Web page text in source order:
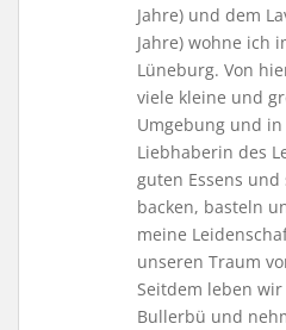
Jahre) und dem
Jahre) wohne ich
Lüneburg. Von
viele kleine und
Umgebung und
Liebhaberin des
guten Essens und
backen, basteln
meine
unseren Traum
Seitdem leben
Bullerbü und